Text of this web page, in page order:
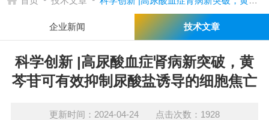
企业新闻 技术文章
科学创新 |高尿酸血症肾病新突破，黄
芩苷可有效抑制尿酸盐诱导的细胞焦亡
更新时间：2024-04-24 点击次数：1928